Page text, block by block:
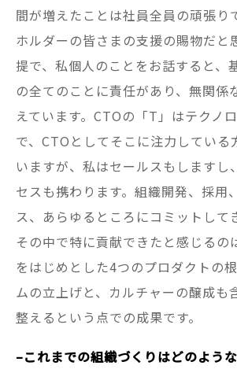
間が増えたことは社員全員の頑張り
ホルダーの皆さまの支援の賜物だと
提で、私個人のことをお話すると、
の全てのことに責任があり、無関係
えています。CTOの「T」はテクノ
で、CTOとしてそこに注力している
いますが、私はセールスもしますし
セスも携わります。組織開発、採用
ス、あらゆるところにコミットして
その中で特に貢献できたと感じる
をはじめとした4つのプロダクトの
ムの立上げと、カルチャーの醸成も
整えるという点での成果です。
–これまでの組織づくりはどのよう